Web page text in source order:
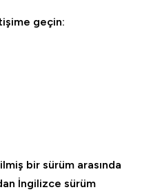
geçin:
bir sürüm arasında
İngilizce sürüm